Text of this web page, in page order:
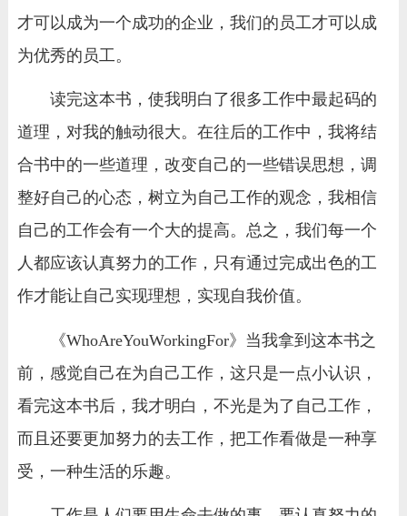
才可以成为一个成功的企业，我们的员工才可以成
为优秀的员工。
读完这本书，使我明白了很多工作中最起码的
道理，对我的触动很大。在往后的工作中，我将结
合书中的一些道理，改变自己的一些错误思想，调
整好自己的心态，树立为自己工作的观念，我相信
自己的工作会有一个大的提高。总之，我们每一个
人都应该认真努力的工作，只有通过完成出色的工
作才能让自己实现理想，实现自我价值。
《WhoAreYouWorkingFor》当我拿到这本书之
前，感觉自己在为自己工作，这只是一点小认识，
看完这本书后，我才明白，不光是为了自己工作，
而且还要更加努力的去工作，把工作看做是一种享
受，一种生活的乐趣。